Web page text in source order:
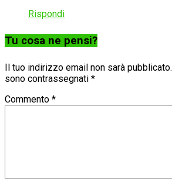
Rispondi
Tu cosa ne pensi?
Il tuo indirizzo email non sarà pubblicato.
sono contrassegnati *
Commento *